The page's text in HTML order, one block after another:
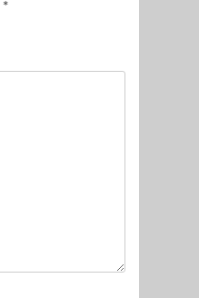
*